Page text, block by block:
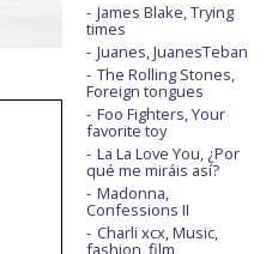
James Blake, Trying
times
Juanes, JuanesTeban
The Rolling Stones,
Foreign tongues
Foo Fighters, Your
favorite toy
La La Love You, ¿Por
qué me miráis así?
Madonna,
Confessions II
Charli xcx, Music,
fashion, film